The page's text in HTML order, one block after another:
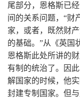
尾部分，恩格斯已
间的关系问题，“财
家，或者，既然财
的基础。”从《英国
恩格斯此处所讲的
有制的统治了。因
解国家的时候，他
封建专制国家。但